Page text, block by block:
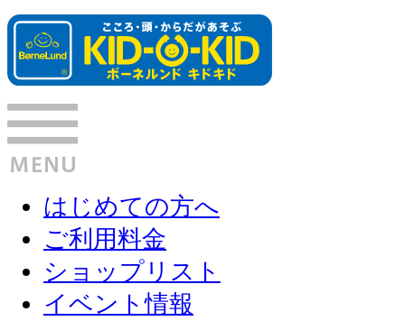
はじめての方へ
ご利用料金
ショップリスト
イベント情報